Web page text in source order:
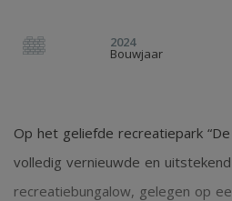
2024
Bouwjaar
Op het geliefde recreatiepark
volledig vernieuwde en
recreatiebungalow, gelegen op